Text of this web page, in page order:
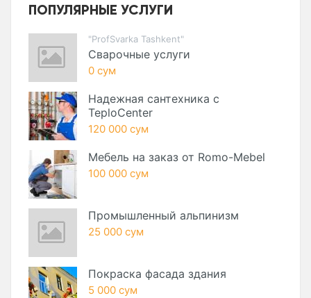
ПОПУЛЯРНЫЕ УСЛУГИ
"ProfSvarka Tashkent"
Сварочные услуги
0 сум
Надежная сантехника с
TeploCenter
120 000 сум
Мебель на заказ от Romo-Mebel
100 000 сум
Промышленный альпинизм
25 000 сум
Покраска фасада здания
5 000 сум